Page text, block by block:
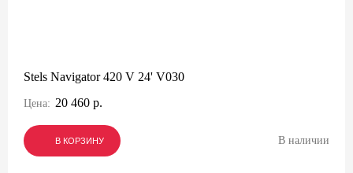
Stels Navigator 420 V 24' V030
Цена: 20 460 р.
В КОРЗИНУ
В КОРЗИНУ
В КОРЗИНУ В наличии